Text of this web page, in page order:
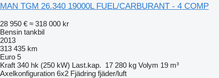
MAN TGM 26.340 19000L FUEL/CARBURANT - 4 COMP
28 950 € ≈ 318 000 kr
Bensin tankbil
2013
313 435 km
Euro 5
Kraft 340 hk (250 kW) Last.kap. 17 280 kg Volym 19 m³
Axelkonfiguration 6x2 Fjädring fjäder/luft